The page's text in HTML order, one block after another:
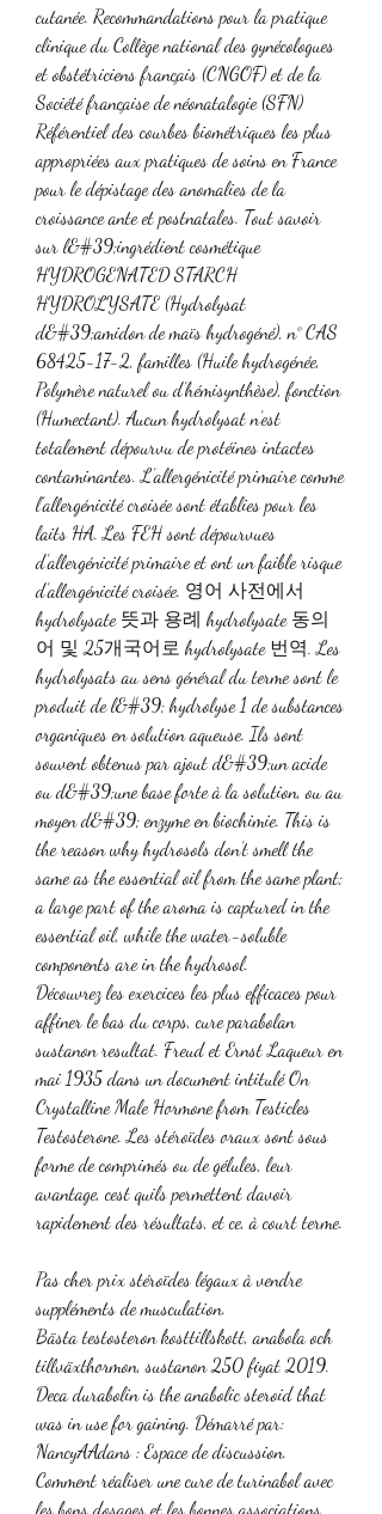
cutanée. Recommandations pour la pratique
clinique du Collège national des gynécologues
et obstétriciens français (CNGOF) et de la
Société française de néonatalogie (SFN)
Référentiel des courbes biométriques les plus
appropriées aux pratiques de soins en France
pour le dépistage des anomalies de la
croissance ante et postnatales. Tout savoir
sur l&#39;ingrédient cosmétique
HYDROGENATED STARCH
HYDROLYSATE (Hydrolysat
d&#39;amidon de maïs hydrogéné), n° CAS
68425-17-2, familles (Huile hydrogénée,
Polymère naturel ou d’hémisynthèse), fonction
(Humectant). Aucun hydrolysat n’est
totalement dépourvu de protéines intactes
contaminantes. L’allergénicité primaire comme
l’allergénicité croisée sont établies pour les
laits HA. Les FEH sont dépourvues
d’allergénicité primaire et ont un faible risque
d’allergénicité croisée. 영어 사전에서
hydrolysate 뜻과 용례 hydrolysate 동의
어 및 25개국어로 hydrolysate 번역. Les
hydrolysats au sens général du terme sont le
produit de l&#39; hydrolyse 1 de substances
organiques en solution aqueuse. Ils sont
souvent obtenus par ajout d&#39;un acide
ou d&#39;une base forte à la solution, ou au
moyen d&#39; enzyme en biochimie. This is
the reason why hydrosols don’t smell the
same as the essential oil from the same plant;
a large part of the aroma is captured in the
essential oil, while the water-soluble
components are in the hydrosol.
Découvrez les exercices les plus efficaces pour
affiner le bas du corps, cure parabolan
sustanon resultat. Freud et Ernst Laqueur en
mai 1935 dans un document intitulé On
Crystalline Male Hormone from Testicles
Testosterone. Les stéroïdes oraux sont sous
forme de comprimés ou de gélules, leur
avantage, cest quils permettent davoir
rapidement des résultats, et ce, à court terme.
Pas cher prix stéroïdes légaux à vendre
suppléments de musculation.
Bästa testosteron kosttillskott, anabola och
tillväxthormon, sustanon 250 fiyat 2019.
Deca durabolin is the anabolic steroid that
was in use for gaining. Démarré par:
NancyAAdans : Espace de discussion.
Comment réaliser une cure de turinabol avec
les bons dosages et les bonnes associations